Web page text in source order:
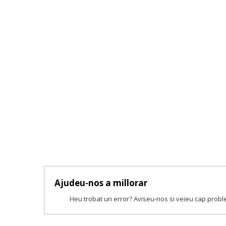
Ajudeu-nos a millorar
Heu trobat un error? Aviseu-nos si veieu cap